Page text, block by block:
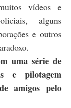
vídeos e
alguns
e outros
uma série de
e pilotagem
amigos pelo